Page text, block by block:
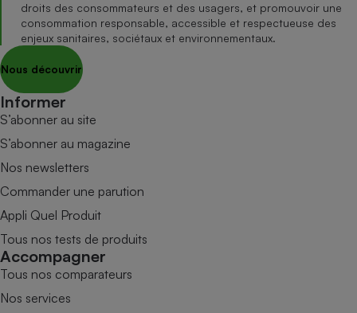
droits des consommateurs et des usagers, et promouvoir une
consommation responsable, accessible et respectueuse des
enjeux sanitaires, sociétaux et environnementaux.
Nous découvrir
Informer
S’abonner au site
S’abonner au magazine
Nos newsletters
Commander une parution
Appli Quel Produit
Tous nos tests de produits
Accompagner
Tous nos comparateurs
Nos services